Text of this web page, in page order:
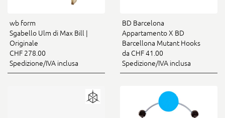
wb form
Sgabello Ulm di Max Bill |
Originale
CHF 278.00
Spedizione/IVA inclusa
BD Barcelona
Appartamento X BD
Barcellona Mutant Hooks
da CHF 41.00
Spedizione/IVA inclusa